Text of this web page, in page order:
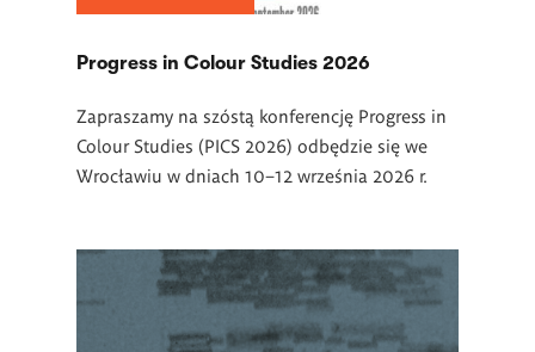
Progress in Colour Studies 2026
Zapraszamy na szóstą konferencję Progress in
Colour Studies (PICS 2026) odbędzie się we
Wrocławiu w dniach 10–12 września 2026 r.